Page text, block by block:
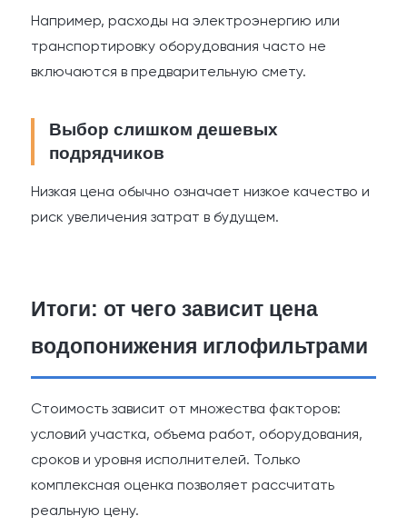
Например, расходы на электроэнергию или
транспортировку оборудования часто не
включаются в предварительную смету.
Выбор слишком дешевых
подрядчиков
Низкая цена обычно означает низкое качество и
риск увеличения затрат в будущем.
Итоги: от чего зависит цена
водопонижения иглофильтрами
Стоимость зависит от множества факторов:
условий участка, объема работ, оборудования,
сроков и уровня исполнителей. Только
комплексная оценка позволяет рассчитать
реальную цену.